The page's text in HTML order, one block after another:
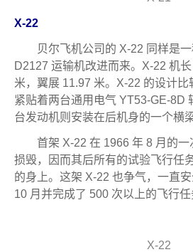
X-22
贝尔飞机公司的 X-22 同样是一
D2127 运输机改进而来。X-22 机
米，翼展 11.97 米。X-22 的设计比
紧贴着两台通用电气 YT53-GE-8D
台发动机则安装在后机身的一个横梁
首架 X-22 在 1966 年 8 月的一
损毁，因而其后所有的试验飞行任
的身上。这架 X-22 也争气，一直
10 月并完成了 500 次以上的飞行任
X-22